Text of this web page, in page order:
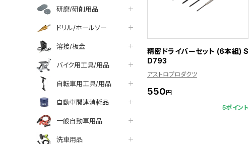
研磨/研削用品
ドリル/ホールソー
溶接/板金
バイク用工具/用品
自転車用工具/用品
自動車関連消耗品
一般自動車用品
洗車用品
精密ドライバーセット (6本組) S
D793
アストロプロダクツ
550円
5ポイント